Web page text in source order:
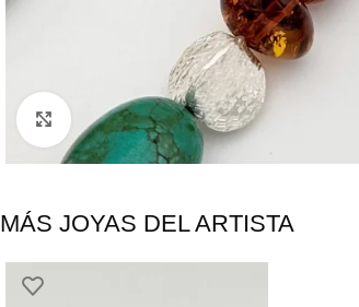
Click to enlarge
MÁS JOYAS DEL ARTISTA